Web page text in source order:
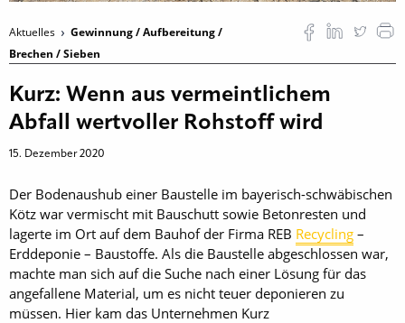
Aktuelles
Gewinnung / Aufbereitung /
Brechen / Sieben
Kurz: Wenn aus vermeintlichem
Abfall wertvoller Rohstoff wird
15. Dezember 2020
Der Bodenaushub einer Baustelle im bayerisch-schwäbischen
Kötz war vermischt mit Bauschutt sowie Betonresten und
lagerte im Ort auf dem Bauhof der Firma REB Recycling –
Erddeponie – Baustoffe. Als die Baustelle abgeschlossen war,
machte man sich auf die Suche nach einer Lösung für das
angefallene Material, um es nicht teuer deponieren zu
müssen. Hier kam das Unternehmen Kurz